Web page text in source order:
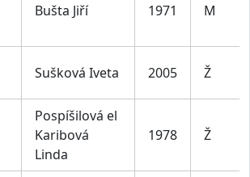
Bušta Jiří 1971 M
Sušková Iveta 2005 Ž
Pospíšilová el
Karibová
Linda
1978 Ž